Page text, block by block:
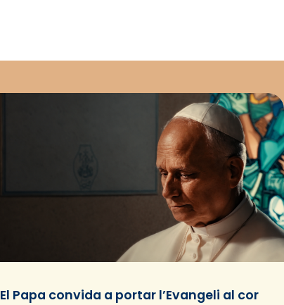
El Papa convida a portar l’Evangeli al cor